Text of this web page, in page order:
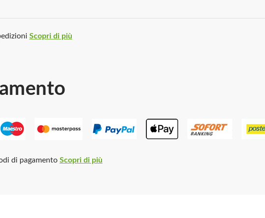
Scopri di più
di pagamento Scopri di più